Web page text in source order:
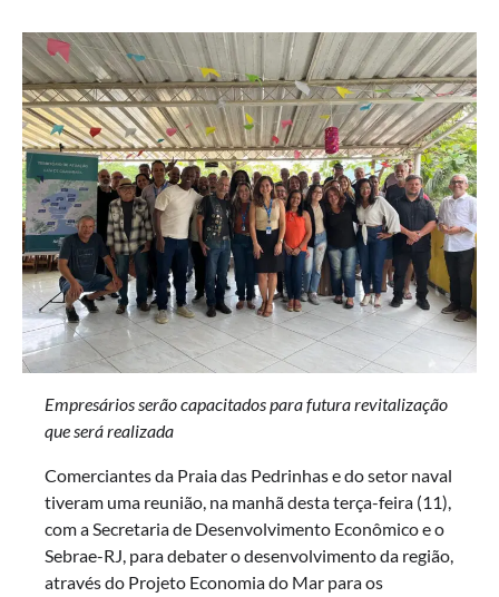
Empresários serão capacitados para futura revitalização
que será realizada
Comerciantes da Praia das Pedrinhas e do setor naval
tiveram uma reunião, na manhã desta terça-feira (11),
com a Secretaria de Desenvolvimento Econômico e o
Sebrae-RJ, para debater o desenvolvimento da região,
através do Projeto Economia do Mar para os